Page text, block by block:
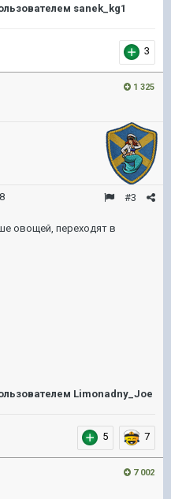
sanek_kg1
3
1 325
#3
овощей, переходят в
Limonadny_Joe
5 7
7 002